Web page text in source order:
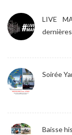
LIVE
Soirée
Baisse